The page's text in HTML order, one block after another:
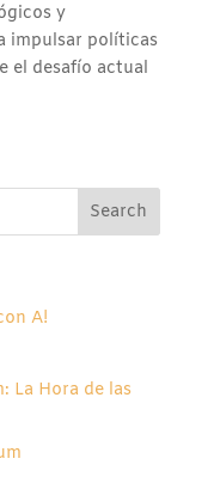
y
impulsar políticas
el desafío actual
A!
La Hora de las